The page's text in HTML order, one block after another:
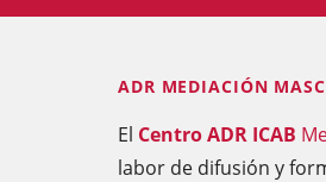
ADR MEDIACIÓN MASC
El Centro ADR ICAB
labor de difusión y